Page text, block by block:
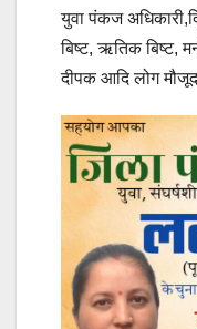
युवा पंकज
बिष्ट, ऋतिक बिष्ट,
दीपक आदि लोग